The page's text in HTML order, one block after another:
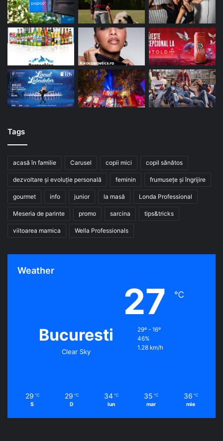
Tags
acasă în familie Carusel copii mici copil sănătos
dezvoltare și evoluție personală feminin frumusețe și îngrijire
gourmet info junior la masă Londa Professional
Meseria de parinte promo sarcina tips&tricks
viitoarea mamica Wella Professionals
Weather
Bucuresti
Clear Sky
27 ℃
29º - 16º
46%
1.28 km/h
29 ℃
S
29 ℃
D
34 ℃
lun
35 ℃
mar
36 ℃
mie